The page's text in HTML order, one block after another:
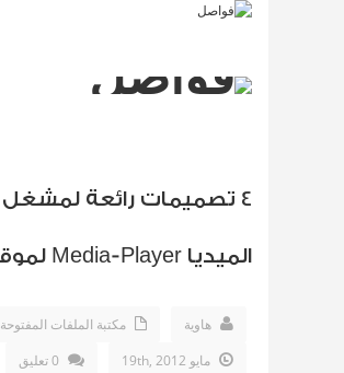
4 تصميمات رائعة لمشغل
الميديا Media-Player لموقعك
هاوية
مكتبة الملفات المفتوحة
مايو 19th, 2012
0 تعليق